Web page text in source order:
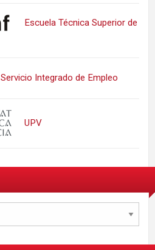
Escuela Técnica Superior de
Servicio Integrado de Empleo
UPV